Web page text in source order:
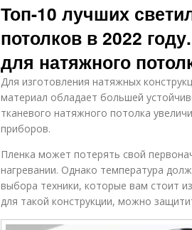
Топ-10 лучших
потолков в 2022
для натяжного
Для изготовления натяжных
материал обладает большей
тканевого натяжного потолка
приборов.
Пленка может потерять свой
нагревании. Однако температура
выбора техники, которые вам стоит
для такой конструкции, можно